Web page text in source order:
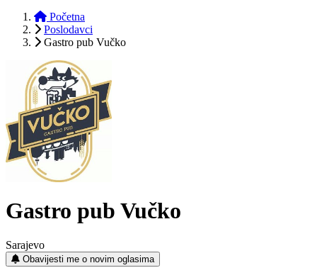
Početna
Poslodavci
Gastro pub Vučko
Gastro pub Vučko
Sarajevo
Obavijesti me o novim oglasima